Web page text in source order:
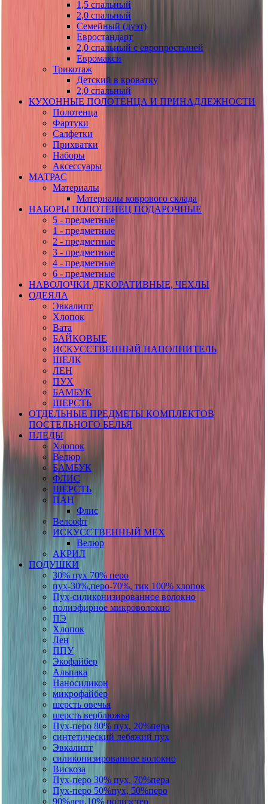
1,5 спальный
2,0 спальный
Семейный (дуэт)
Евростандарт
2,0 спальный с европростыней
Евромакси
Трикотаж
Детский в кроватку
2,0 спальный
КУХОННЫЕ ПОЛОТЕНЦА И ПРИНАДЛЕЖНОСТИ
Полотенца
Фартуки
Салфетки
Прихватки
Наборы
Аксессуары
МАТРАС
Материалы
Материалы коврового склада
НАБОРЫ ПОЛОТЕНЕЦ ПОДАРОЧНЫЕ
5 - предметные
1 - предметные
2 - предметные
3 - предметные
4 - предметные
6 - предметные
НАВОЛОЧКИ ДЕКОРАТИВНЫЕ, ЧЕХЛЫ
ОДЕЯЛА
Эвкалипт
Хлопок
Вата
БАЙКОВЫЕ
ИСКУССТВЕННЫЙ НАПОЛНИТЕЛЬ
ШЕЛК
ЛЕН
ПУХ
БАМБУК
ШЕРСТЬ
ОТДЕЛЬНЫЕ ПРЕДМЕТЫ КОМПЛЕКТОВ
ПОСТЕЛЬНОГО БЕЛЬЯ
ПЛЕДЫ
Хлопок
Велюр
БАМБУК
ФЛИС
ШЕРСТЬ
ПАН
Флис
Велсофт
ИСКУССТВЕННЫЙ МЕХ
Велюр
АКРИЛ
ПОДУШКИ
30% пух 70% перо
пух-30%,перо-70%, тик 100% хлопок
Пух-силиконизированное волокно
полиэфирное микроволокно
ПЭ
Хлопок
Лен
ППУ
Экофайбер
Альпака
Наносиликон
микрофайбер
шерсть овечья
шерсть верблюжья
Пух-перо 80% пух, 20%пера
синтетический лебяжий пух
Эвкалипт
силиконизированное волокно
Вискоза
Пух-перо 30% пух, 70%пера
Пух-перо 50%пух, 50%перо
90%лен,10% полиэстер